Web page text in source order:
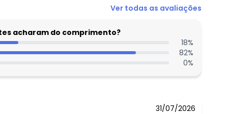
Ver todas as avaliações
acharam do comprimento?
18%
82%
0%
31/07/2026